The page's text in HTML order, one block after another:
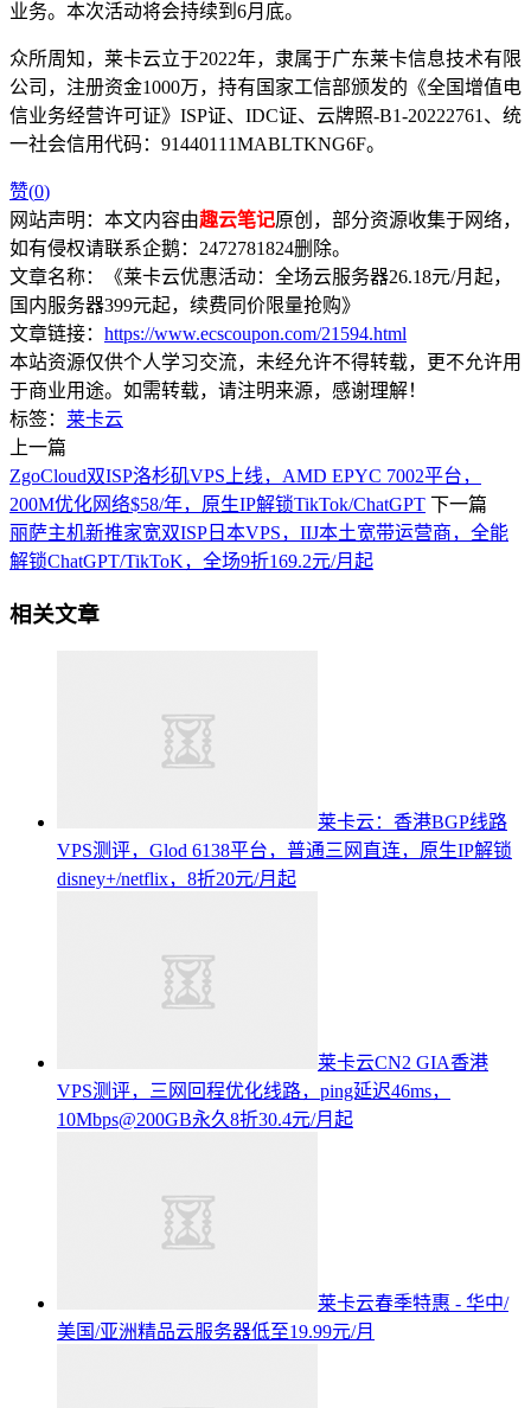
业务。本次活动将会持续到6月底。
众所周知，莱卡云立于2022年，隶属于广东莱卡信息技术有限
公司，注册资金1000万，持有国家工信部颁发的《全国增值电
信业务经营许可证》ISP证、IDC证、云牌照-B1-20222761、统
一社会信用代码：91440111MABLTKNG6F。
赞(0)
网站声明：本文内容由趣云笔记原创，部分资源收集于网络，
如有侵权请联系企鹅：2472781824删除。
文章名称：《莱卡云优惠活动：全场云服务器26.18元/月起，
国内服务器399元起，续费同价限量抢购》
文章链接： https://www.ecscoupon.com/21594.html
本站资源仅供个人学习交流，未经允许不得转载，更不允许用
于商业用途。如需转载，请注明来源，感谢理解！
标签： 莱卡云
上一篇
ZgoCloud双ISP洛杉矶VPS上线，AMD EPYC 7002平台，
200M优化网络$58/年，原生IP解锁TikTok/ChatGPT 下一篇
丽萨主机新推家宽双ISP日本VPS，IIJ本土宽带运营商，全能
解锁ChatGPT/TikToK，全场9折169.2元/月起
相关文章
莱卡云：香港BGP线路
VPS测评，Glod 6138平台，普通三网直连，原生IP解锁
disney+/netflix，8折20元/月起
莱卡云CN2 GIA香港
VPS测评，三网回程优化线路，ping延迟46ms，
10Mbps@200GB永久8折30.4元/月起
莱卡云春季特惠 - 华中/
美国/亚洲精品云服务器低至19.99元/月